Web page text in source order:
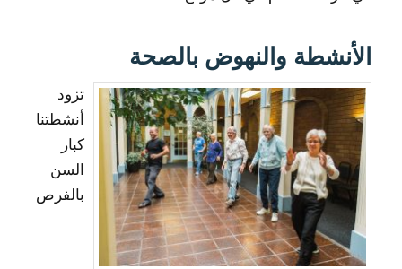
الأنشطة والنهوض بالصحة
تزود
أنشطتنا
كبار
السن
بالفرص